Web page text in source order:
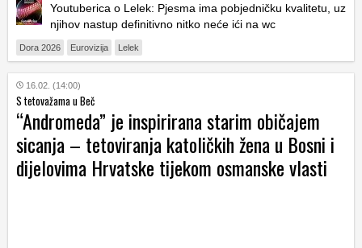
Youtuberica o Lelek: Pjesma ima pobjedničku kvalitetu, uz
njihov nastup definitivno nitko neće ići na wc
Dora 2026 Eurovizija Lelek
16.02. (14:00)
S tetovažama u Beč
“Andromeda” je inspirirana starim običajem
sicanja – tetoviranja katoličkih žena u Bosni i
dijelovima Hrvatske tijekom osmanske vlasti